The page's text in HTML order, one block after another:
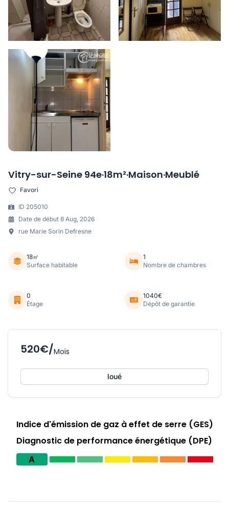
Vitry-sur-Seine 94e·18m²·Maison·Meublé
Favori
ID 205010
Date de début 8 Aug, 2026
rue Marie Sorin Defresne
18㎡
Surface habitable
1
Nombre de chambres
0
Étage
1040€
Dépôt de garantie
520€/Mois
loué
Indice d'émission de gaz à effet de serre (GES)
Diagnostic de performance énergétique (DPE)
A